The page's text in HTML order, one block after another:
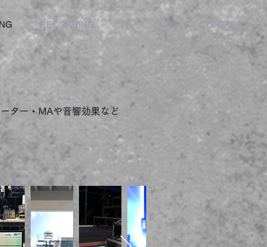
RECORDING PA MA CONTACT
ター・MAや音響効果など